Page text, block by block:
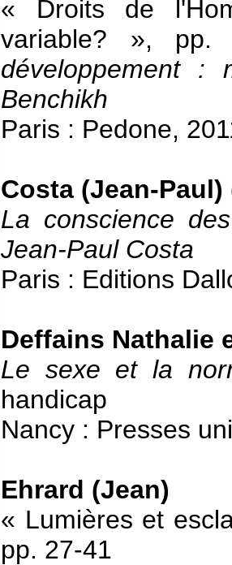
« Droits de
variable? »,
développement :
Benchikh
Paris : Pedone,
Costa (Jean-
La conscience
Jean-Paul Costa
Paris : Editions
Deffains Nathalie
Le sexe et la
handicap
Nancy : Presses
Ehrard (Jean)
« Lumières et
pp. 27-41